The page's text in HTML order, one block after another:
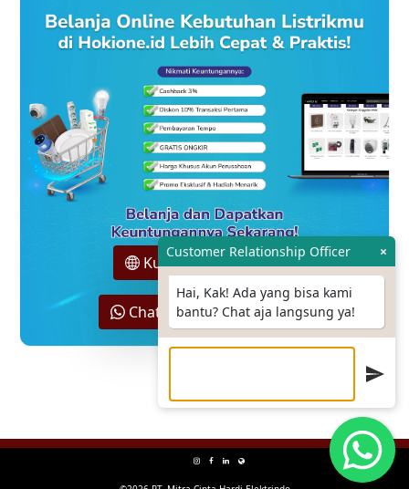
Customer Relationship Officer ×
Hai, Kak! Ada yang bisa kami
bantu? Chat aja langsung ya!
Kunjungi Hokione.id
Chat Sales Support Kami